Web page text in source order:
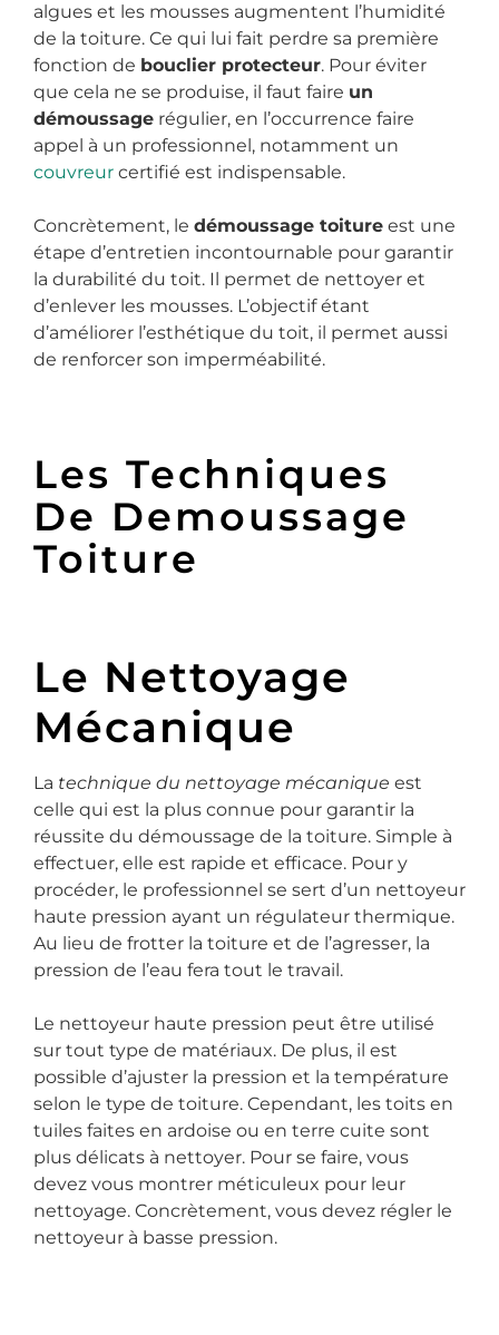
algues et les mousses augmentent l’humidité
de la toiture. Ce qui lui fait perdre sa première
fonction de bouclier protecteur. Pour éviter
que cela ne se produise, il faut faire un
démoussage régulier, en l’occurrence faire
appel à un professionnel, notamment un
couvreur certifié est indispensable.
Concrètement, le démoussage toiture est une
étape d’entretien incontournable pour garantir
la durabilité du toit. Il permet de nettoyer et
d’enlever les mousses. L’objectif étant
d’améliorer l’esthétique du toit, il permet aussi
de renforcer son imperméabilité.
Les Techniques
De Demoussage
Toiture
Le Nettoyage
Mécanique
La technique du nettoyage mécanique est
celle qui est la plus connue pour garantir la
réussite du démoussage de la toiture. Simple à
effectuer, elle est rapide et efficace. Pour y
procéder, le professionnel se sert d’un nettoyeur
haute pression ayant un régulateur thermique.
Au lieu de frotter la toiture et de l’agresser, la
pression de l’eau fera tout le travail.
Le nettoyeur haute pression peut être utilisé
sur tout type de matériaux. De plus, il est
possible d’ajuster la pression et la température
selon le type de toiture. Cependant, les toits en
tuiles faites en ardoise ou en terre cuite sont
plus délicats à nettoyer. Pour se faire, vous
devez vous montrer méticuleux pour leur
nettoyage. Concrètement, vous devez régler le
nettoyeur à basse pression.